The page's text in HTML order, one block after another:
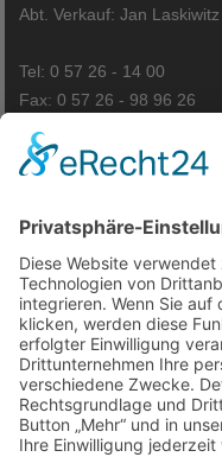
Abt. Verkauf: Jan Laskiwitz
Tel: 0 57 26 - 14 00
Fax: 0 57 26 - 98 96 26
© VTL
Ausführende